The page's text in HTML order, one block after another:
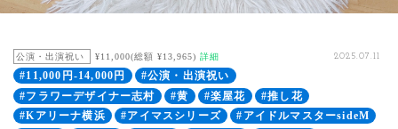
公演・出演祝い ¥11,000(総額 ¥13,965) 詳細 2025.07.11
#11,000円-14,000円
#公演・出演祝い
#フラワーデザイナー志村
#黄 #楽屋花
#推し花
#Kアリーナ横浜
#アイマスシリーズ
#アイドルマスターsideM